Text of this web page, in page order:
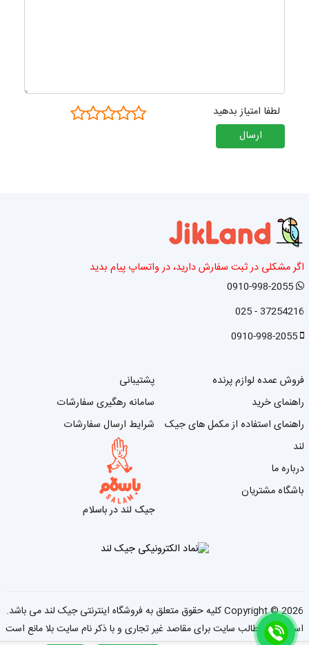
لطفا امتیاز بدهید
ارسال
اگر مشکلی در ثبت سفارش دارید، در واتساپ پیام بدید
0910-998-2055
37254216 - 025
0910-998-2055
فروش عمده لوازم پرنده
راهنمای خرید
راهنمای استفاده از مکمل های جیک
لند
درباره ما
باشگاه مشتریان
پشتیبانی
سامانه رهگیری سفارشات
شرایط ارسال سفارشات
جیک لند در باسلام
Copyright ©2026 کلیه حقوق متعلق به فروشگاه اینترنتی جیک لند می باشد.
استفاده از مطالب سایت برای مقاصد غیر تجاری و با ذکر نام سایت بلا مانع است